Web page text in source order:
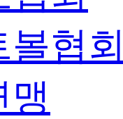
볼협
맹